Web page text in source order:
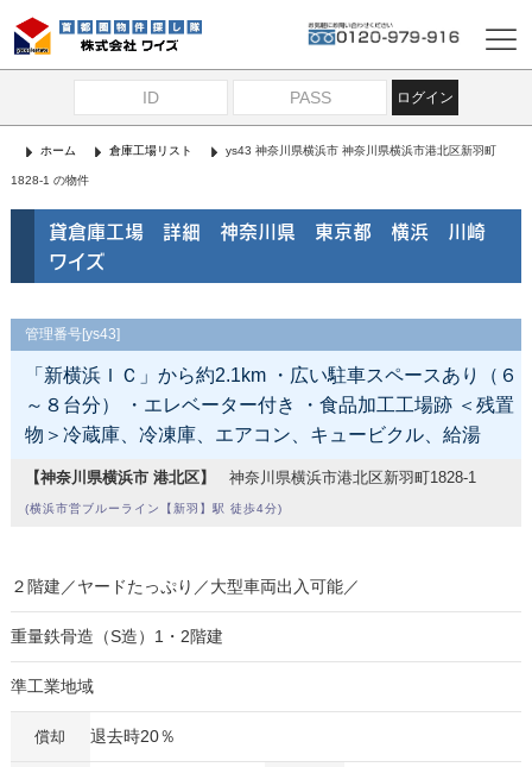
ログイン
ホーム 倉庫工場リスト ys43 神奈川県横浜市 神奈川県横浜市港北区新羽町
1828-1 の物件
貸倉庫工場 詳細 神奈川県 東京都 横浜 川崎
ワイズ
管理番号[ys43]
「新横浜ＩＣ」から約2.1km ・広い駐車スペースあり（６
～８台分） ・エレベーター付き ・食品加工工場跡 ＜残置
物＞冷蔵庫、冷凍庫、エアコン、キュービクル、給湯
【神奈川県横浜市 港北区】 神奈川県横浜市港北区新羽町1828-1
(横浜市営ブルーライン【新羽】駅 徒歩4分)
２階建／ヤードたっぷり／大型車両出入可能／
重量鉄骨造（S造）1・2階建
準工業地域
償却 退去時20％